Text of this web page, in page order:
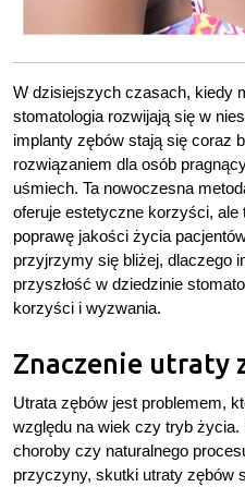
W dzisiejszych czasach, kiedy
stomatologia rozwijają się w
implanty zębów stają się coraz
rozwiązaniem dla osób
uśmiech. Ta nowoczesna
oferuje estetyczne korzyści, ale
poprawę jakości życia
przyjrzymy się bliżej, dlaczego
przyszłość w dziedzinie
korzyści i wyzwania.
Znaczenie utraty
Utrata zębów jest problemem,
względu na wiek czy tryb
choroby czy naturalnego
przyczyny, skutki utraty zębów